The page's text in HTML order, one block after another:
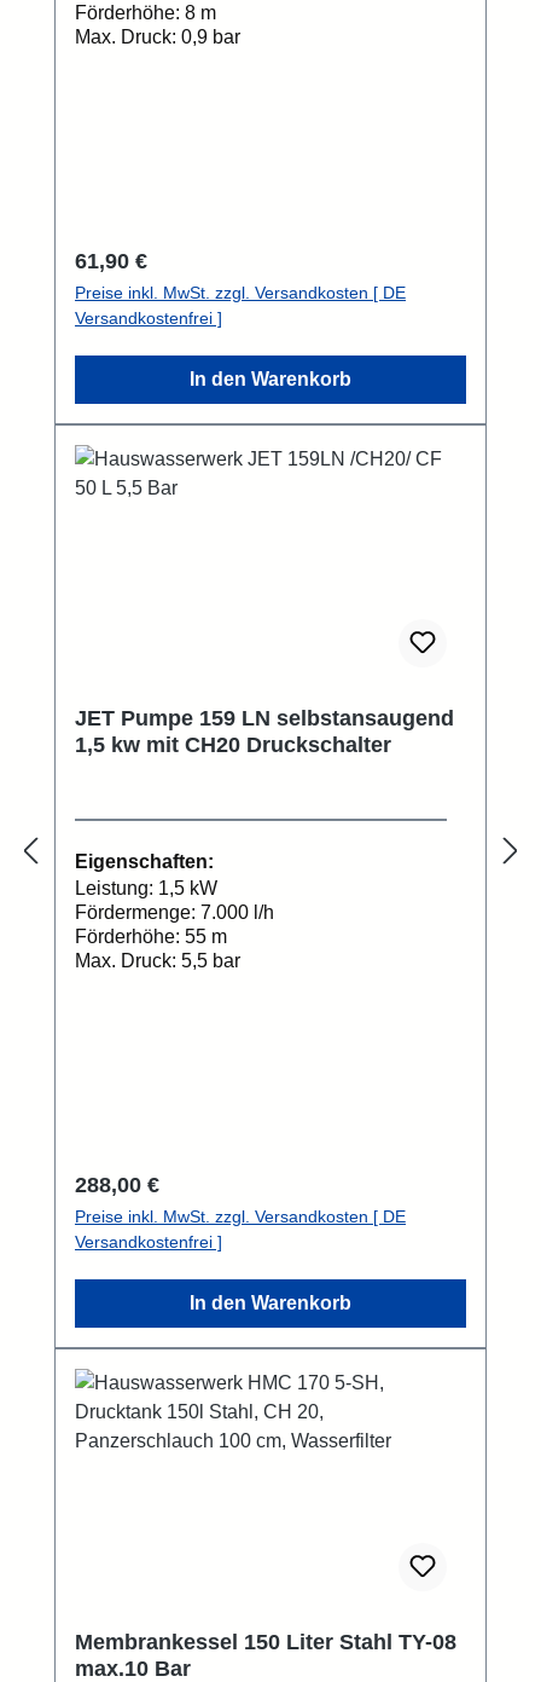
Förderhöhe: 8 m
Max. Druck: 0,9 bar
Regulärer Preis:
61,90 €
Preise inkl. MwSt. zzgl. Versandkosten [ DE
Versandkostenfrei ]
In den Warenkorb
JET Pumpe 159 LN selbstansaugend
1,5 kw mit CH20 Druckschalter
Eigenschaften:
Leistung: 1,5 kW
Fördermenge: 7.000 l/h
Förderhöhe: 55 m
Max. Druck: 5,5 bar
Regulärer Preis:
288,00 €
Preise inkl. MwSt. zzgl. Versandkosten [ DE
Versandkostenfrei ]
In den Warenkorb
Membrankessel 150 Liter Stahl TY-08
max.10 Bar